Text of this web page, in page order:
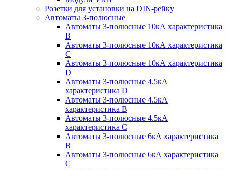
Розетки для установки на DIN-рейку
Автоматы 3-полюсные
Автоматы 3-полюсные 10кА характеристика
B
Автоматы 3-полюсные 10кА характеристика
C
Автоматы 3-полюсные 10кА характеристика
D
Автоматы 3-полюсные 4.5кА
характеристика D
Автоматы 3-полюсные 4.5кА
характеристика В
Автоматы 3-полюсные 4.5кА
характеристика С
Автоматы 3-полюсные 6кА характеристика
B
Автоматы 3-полюсные 6кА характеристика
C